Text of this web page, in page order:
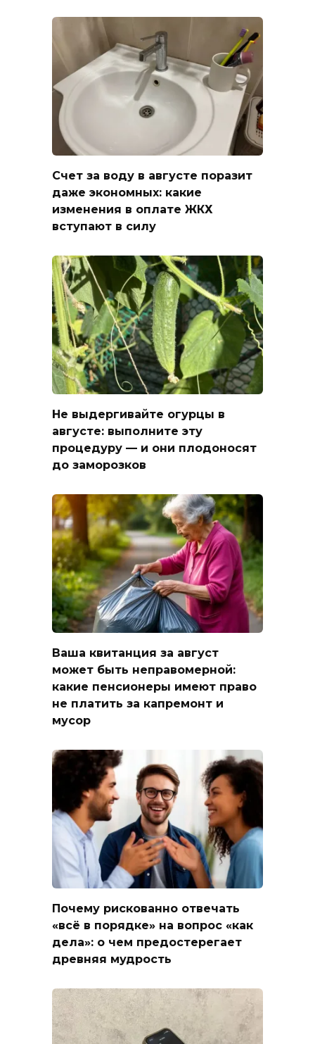
Счет за воду в августе поразит
даже экономных: какие
изменения в оплате ЖКХ
вступают в силу
Не выдергивайте огурцы в
августе: выполните эту
процедуру — и они плодоносят
до заморозков
Ваша квитанция за август
может быть неправомерной:
какие пенсионеры имеют право
не платить за капремонт и
мусор
Почему рискованно отвечать
«всё в порядке» на вопрос «как
дела»: о чем предостерегает
древняя мудрость